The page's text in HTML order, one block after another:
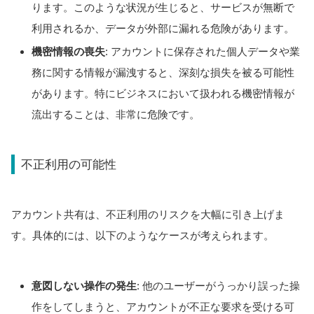
ります。このような状況が生じると、サービスが無断で
利用されるか、データが外部に漏れる危険があります。
機密情報の喪失: アカウントに保存された個人データや業
務に関する情報が漏洩すると、深刻な損失を被る可能性
があります。特にビジネスにおいて扱われる機密情報が
流出することは、非常に危険です。
不正利用の可能性
アカウント共有は、不正利用のリスクを大幅に引き上げま
す。具体的には、以下のようなケースが考えられます。
意図しない操作の発生: 他のユーザーがうっかり誤った操
作をしてしまうと、アカウントが不正な要求を受ける可